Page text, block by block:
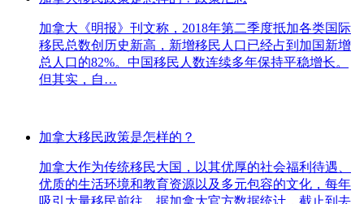
加拿大《明报》刊文称，2018年第二季度抵加各类国际
移民总数创历史新高，新增移民人口已经占到加国新增
总人口的82%。中国移民人数连续多年保持平稳增长。
但其实，自…
加拿大移民政策是怎样的？
加拿大作为传统移民大国，以其优厚的社会福利待遇、
优质的生活环境和教育资源以及多元包容的文化，每年